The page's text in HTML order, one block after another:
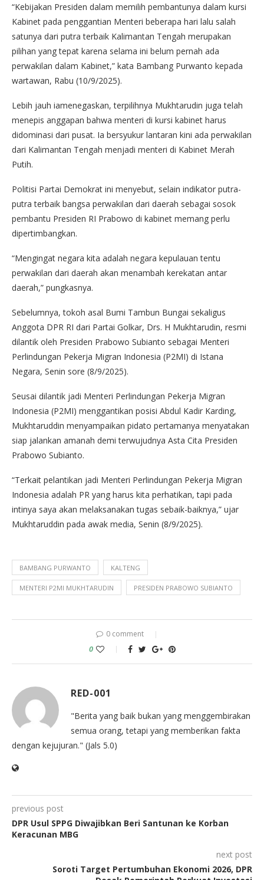
“Kebijakan Presiden dalam memilih pembantunya dalam kursi
Kabinet pada penggantian Menteri beberapa hari lalu salah
satunya dari putra terbaik Kalimantan Tengah merupakan
pilihan yang tepat karena selama ini belum pernah ada
perwakilan dalam Kabinet,” kata Bambang Purwanto kepada
wartawan, Rabu (10/9/2025).
Lebih jauh iamenegaskan, terpilihnya Mukhtarudin juga telah
menepis anggapan bahwa menteri di kursi kabinet harus
didominasi dari pusat. Ia bersyukur lantaran kini ada perwakilan
dari Kalimantan Tengah menjadi menteri di Kabinet Merah
Putih.
Politisi Partai Demokrat ini menyebut, selain indikator putra-
putra terbaik bangsa perwakilan dari daerah sebagai sosok
pembantu Presiden RI Prabowo di kabinet memang perlu
dipertimbangkan.
“Mengingat negara kita adalah negara kepulauan tentu
perwakilan dari daerah akan menambah kerekatan antar
daerah,” pungkasnya.
Sebelumnya, tokoh asal Bumi Tambun Bungai sekaligus
Anggota DPR RI dari Partai Golkar, Drs. H Mukhtarudin, resmi
dilantik oleh Presiden Prabowo Subianto sebagai Menteri
Perlindungan Pekerja Migran Indonesia (P2MI) di Istana
Negara, Senin sore (8/9/2025).
Seusai dilantik jadi Menteri Perlindungan Pekerja Migran
Indonesia (P2MI) menggantikan posisi Abdul Kadir Karding,
Mukhtaruddin menyampaikan pidato pertamanya menyatakan
siap jalankan amanah demi terwujudnya Asta Cita Presiden
Prabowo Subianto.
“Terkait pelantikan jadi Menteri Perlindungan Pekerja Migran
Indonesia adalah PR yang harus kita perhatikan, tapi pada
intinya saya akan melaksanakan tugas sebaik-baiknya,” ujar
Mukhtaruddin pada awak media, Senin (8/9/2025).
BAMBANG PURWANTO KALTENG
MENTERI P2MI MUKHTARUDIN PRESIDEN PRABOWO SUBIANTO
0 comment
0
RED-001
"Berita yang baik bukan yang menggembirakan
semua orang, tetapi yang memberikan fakta
dengan kejujuran." (Jals 5.0)
previous post
DPR Usul SPPG Diwajibkan Beri Santunan ke Korban
Keracunan MBG
next post
Soroti Target Pertumbuhan Ekonomi 2026, DPR